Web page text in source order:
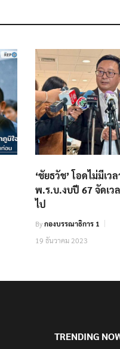
‘ชัยธวัช’ โอดไม่มีเว
พ.ร.บ.งบปี 67 จัดเว
ไป
Byกองบรรณาธิการ 1
19 ธันวาคม 2023
TRENDING